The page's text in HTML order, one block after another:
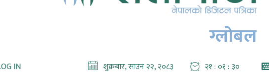
ग्लोबल
IN शुक्रबार, साउन २२, २०८३ २१ : ०१ : ३२